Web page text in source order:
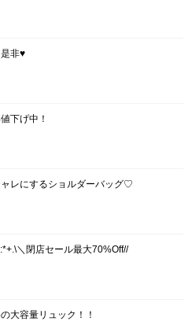
非♥
下げ中！
レにするショルダーバッグ♡
＼閉店セール最大70%Off//
大容量リュック！！